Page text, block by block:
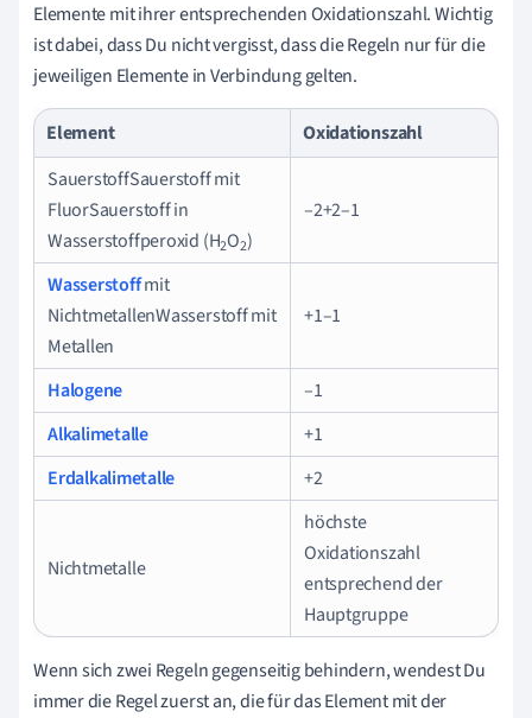
Elemente mit ihrer entsprechenden Oxidationszahl. Wichtig
ist dabei, dass Du nicht vergisst, dass die Regeln nur für die
jeweiligen Elemente in Verbindung gelten.
Element
Oxidationszahl
SauerstoffSauerstoff mit
FluorSauerstoff in
Wasserstoffperoxid (H2O2)
–2+2–1
Wasserstoffmit
NichtmetallenWasserstoff mit
Metallen
+1–1
Halogene
–1
Alkalimetalle
+1
Erdalkalimetalle
+2
Nichtmetalle
höchste
Oxidationszahl
entsprechend der
Hauptgruppe
Wenn sich zwei Regeln gegenseitig behindern, wendest Du
immer die Regel zuerst an, die für das Element mit der